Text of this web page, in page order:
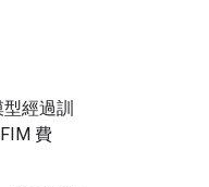
經過訓
費